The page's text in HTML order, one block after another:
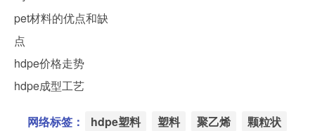
pet材料的优点和缺
点
hdpe价格走势
hdpe成型工艺
网络标签： hdpe塑料 塑料 聚乙烯
颗粒状